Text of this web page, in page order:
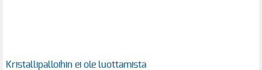
Kristallipalloihin ei ole luottamista